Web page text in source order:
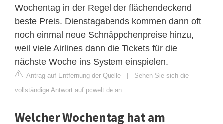
Wochentag in der Regel der flächendeckend
beste Preis. Dienstagabends kommen dann oft
noch einmal neue Schnäppchenpreise hinzu,
weil viele Airlines dann die Tickets für die
nächste Woche ins System einspielen.
Antrag auf Entfernung der Quelle | Sehen Sie sich die
vollständige Antwort auf pcwelt.de an
Welcher Wochentag hat am